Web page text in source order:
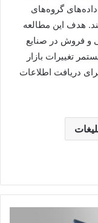
و داده‌های گروه‌های
هدف این مطالعه
و فروش در صنایع
تغییرات بازار
دریافت اطلاعات